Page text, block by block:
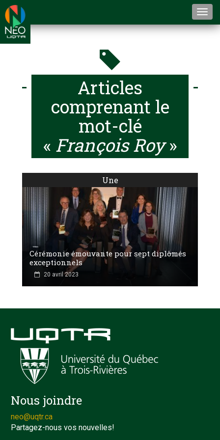
Articles
comprenant le
mot-clé
« François Roy»
Une
Cérémonie émouvante pour sept diplômés
exceptionnels
20 avril 2023
Nous joindre
neo@uqtr.ca
Partagez-nous vos nouvelles!